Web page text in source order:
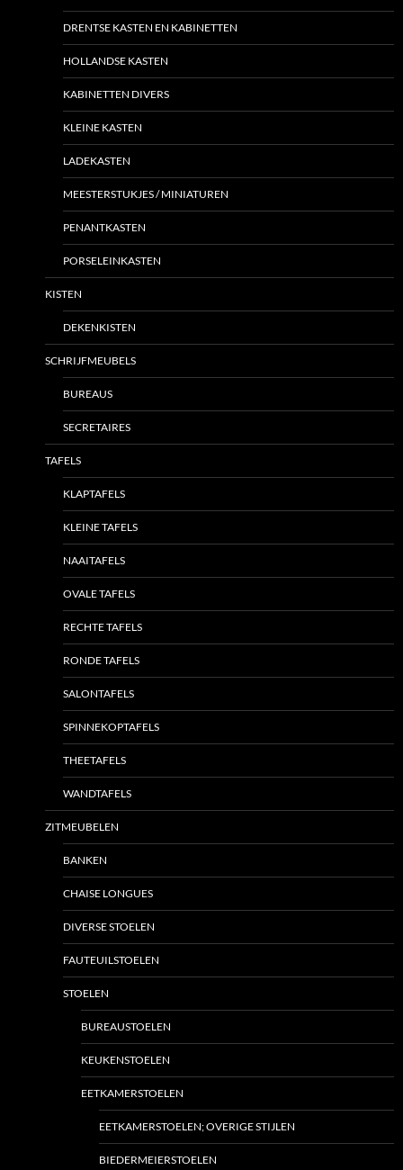
DRENTSE KASTEN EN KABINETTEN
HOLLANDSE KASTEN
KABINETTEN DIVERS
KLEINE KASTEN
LADEKASTEN
MEESTERSTUKJES / MINIATUREN
PENANTKASTEN
PORSELEINKASTEN
KISTEN
DEKENKISTEN
SCHRIJFMEUBELS
BUREAUS
SECRETAIRES
TAFELS
KLAPTAFELS
KLEINE TAFELS
NAAITAFELS
OVALE TAFELS
RECHTE TAFELS
RONDE TAFELS
SALONTAFELS
SPINNEKOPTAFELS
THEETAFELS
WANDTAFELS
ZITMEUBELEN
BANKEN
CHAISE LONGUES
DIVERSE STOELEN
FAUTEUILSTOELEN
STOELEN
BUREAUSTOELEN
KEUKENSTOELEN
EETKAMERSTOELEN
EETKAMERSTOELEN; OVERIGE STIJLEN
BIEDERMEIERSTOELEN